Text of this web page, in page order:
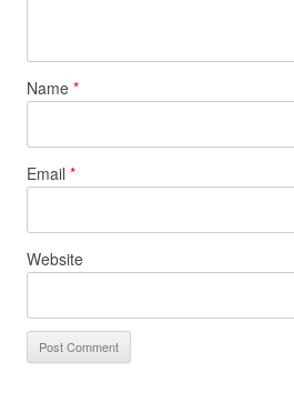
Name *
Email *
Website